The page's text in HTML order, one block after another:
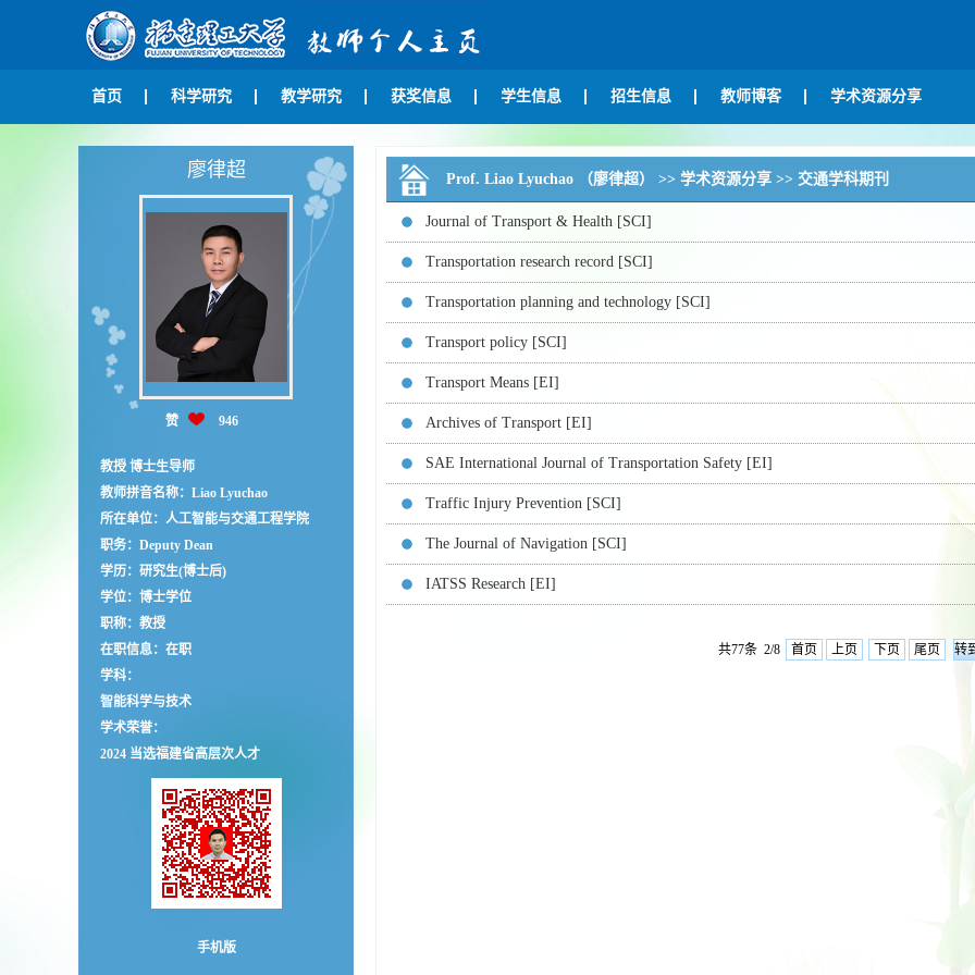
首页 科学研究 教学研究 获奖信息 学生信息 招生信息 教师博客 学术资源分享
廖律超
赞 946
教授 博士生导师
教师拼音名称：Liao Lyuchao
所在单位：人工智能与交通工程学院
职务：Deputy Dean
学历：研究生(博士后)
学位：博士学位
职称：教授
在职信息：在职
学科：
智能科学与技术
学术荣誉：
2024 当选福建省高层次人才
手机版
Prof. Liao Lyuchao （廖律超） >> 学术资源分享 >> 交通学科期刊
Journal of Transport & Health [SCI]
Transportation research record [SCI]
Transportation planning and technology [SCI]
Transport policy [SCI]
Transport Means [EI]
Archives of Transport [EI]
SAE International Journal of Transportation Safety [EI]
Traffic Injury Prevention [SCI]
The Journal of Navigation [SCI]
IATSS Research [EI]
共77条 2/8 首页 上页 下页 尾页